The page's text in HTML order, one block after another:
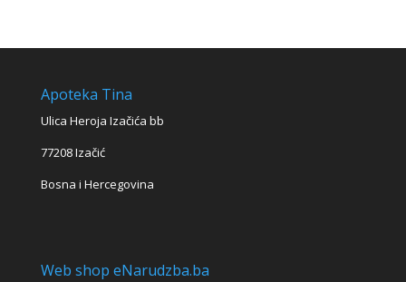
Apoteka Tina
Ulica Heroja Izačića bb
77208 Izačić
Bosna i Hercegovina
Web shop eNarudzba.ba